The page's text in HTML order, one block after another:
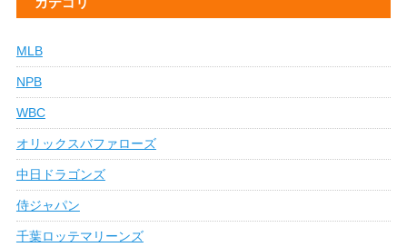
MLB
NPB
WBC
オリックスバファローズ
中日ドラゴンズ
侍ジャパン
千葉ロッテマリーンズ